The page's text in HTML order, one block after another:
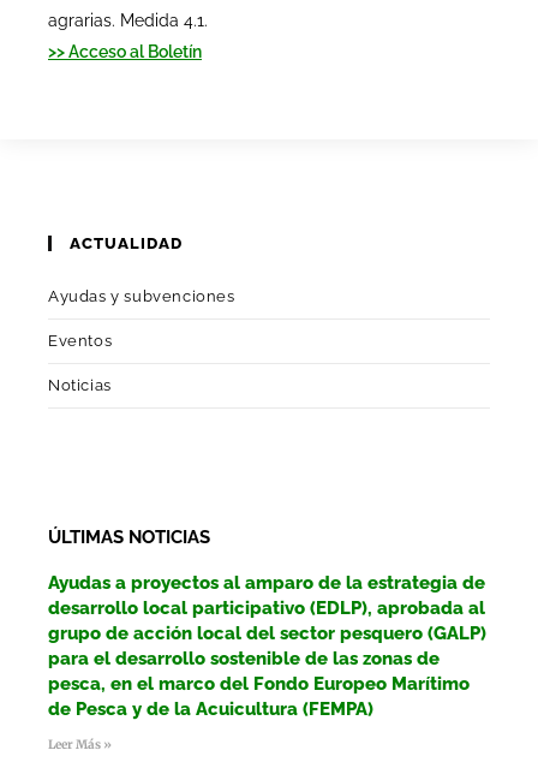
agrarias. Medida 4.1.
>> Acceso al Boletín
ACTUALIDAD
Ayudas y subvenciones
Eventos
Noticias
ÚLTIMAS NOTICIAS
Ayudas a proyectos al amparo de la estrategia de
desarrollo local participativo (EDLP), aprobada al
grupo de acción local del sector pesquero (GALP)
para el desarrollo sostenible de las zonas de
pesca, en el marco del Fondo Europeo Marítimo
de Pesca y de la Acuicultura (FEMPA)
Leer Más »